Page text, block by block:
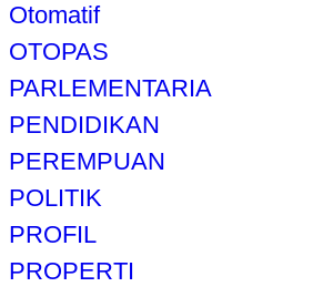
Otomatif
OTOPAS
PARLEMENTARIA
PENDIDIKAN
PEREMPUAN
POLITIK
PROFIL
PROPERTI